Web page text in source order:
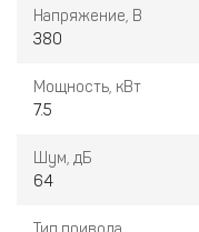
Напряжение, В
380
Мощность, кВт
7.5
Шум, дБ
64